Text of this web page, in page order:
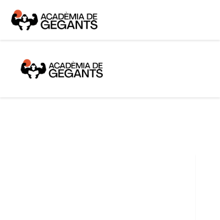
Alpargata Basquet
Tecnicamp
Alpargata Futbol
Gegants Camp